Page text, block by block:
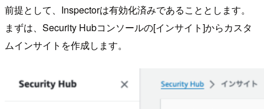
前提として、Inspectorは有効化済みであることとします。
まずは、Security Hubコンソールの[インサイト]からカスタ
ムインサイトを作成します。